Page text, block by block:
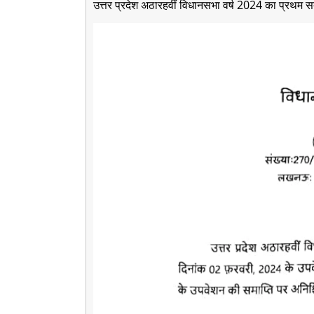
उत्तर प्रदेश अठारहवीं विधानसभा वर्ष 2024 का